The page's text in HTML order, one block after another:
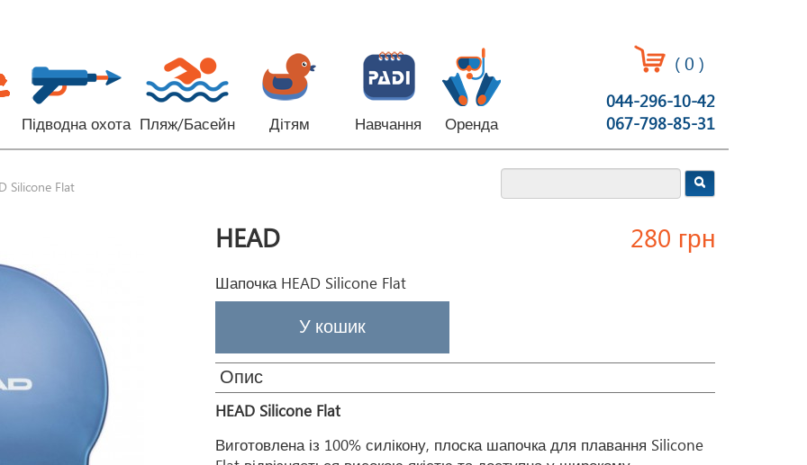
Підводна охота Пляж/Басейн Дітям Навчання Оренда
(0 )
044-296-10-42
067-798-85-31
Silicone Flat
HEAD
Шапочка HEAD Silicone Flat
280 грн
Опис
HEAD Silicone Flat
Виготовлена із 100% силікону, плоска шапочка для плавання Silicone